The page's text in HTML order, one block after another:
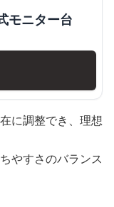
モニター台
に調整でき、理想
やすさのバランス